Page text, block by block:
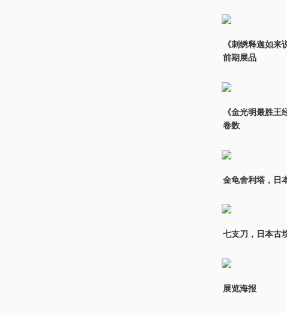
《刺绣释迦如
前期展品
《金光明最胜
卷数
金龟舍利塔，日
七支刀，日本古
展览海报